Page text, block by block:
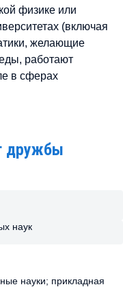
физике или
(включая
желающие
работают
в сферах
дружбы
наук
науки; прикладная